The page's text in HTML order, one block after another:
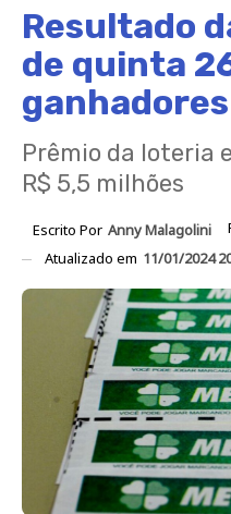
Resultado
de quinta
ganhadores
Prêmio da loteria
R$ 5,5 milhões
Escrito Por Anny Malagolini
Atualizado em 11/01/2024